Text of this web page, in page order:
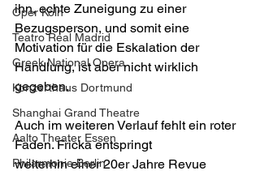
Oper Köln
Teatro Real Madrid
Greek National Opera
Konzerthaus Dortmund
Shanghai Grand Theatre
Aalto Theater Essen
Philarmonie Berlin
ihn, echte Zuneigung zu einer
Bezugsperson, und somit eine
Motivation für die Eskalation der
Handlung, ist aber nicht wirklich
gegeben.
Auch im weiteren Verlauf fehlt ein roter
Faden. Fricka entspringt
weiterhin einer 20er Jahre Revue